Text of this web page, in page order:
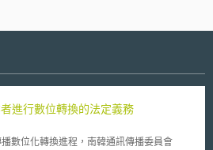
進行數位轉換的法定義務
位化轉換進程，南韓通訊傳播委員會